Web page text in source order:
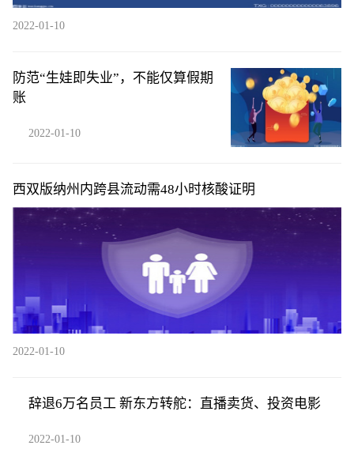
2022-01-10
防范“生娃即失业”，不能仅算假期
账
2022-01-10
西双版纳州内跨县流动需48小时核酸证明
2022-01-10
辞退6万名员工 新东方转舵：直播卖货、投资电影
2022-01-10